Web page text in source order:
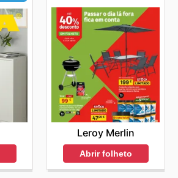
Leroy Merlin
Abrir folheto